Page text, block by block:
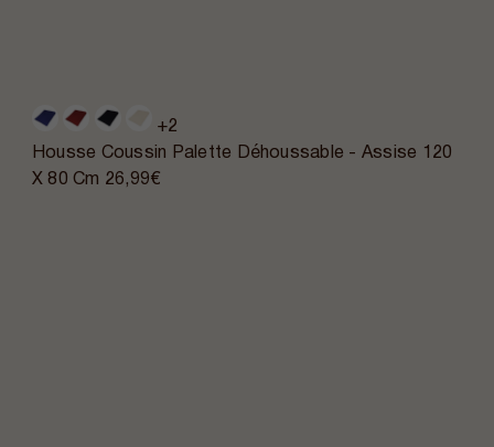
+2
Housse Coussin Palette Déhoussable - Assise 120
X 80 Cm 26,99€